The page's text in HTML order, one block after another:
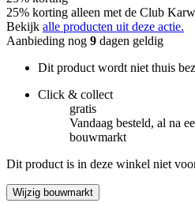
25% korting alleen met de Club
Bekijk alle producten uit deze actie.
Aanbieding nog 9 dagen geldig
Dit product wordt niet thuis
Click & collect
gratis
Vandaag besteld, al na
bouwmarkt
Dit product is in deze winkel niet
Wijzig bouwmarkt